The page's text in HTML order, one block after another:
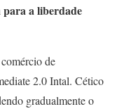
a liberdade
de
2.0 Intal. Cético
gradualmente o